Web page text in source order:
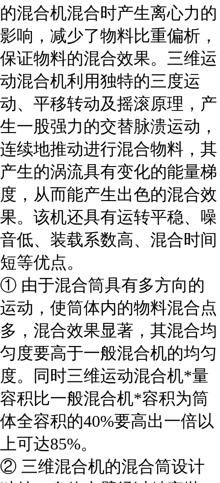
的混合机混合时产生离心力的
影响，减少了物料比重偏析，
保证物料的混合效果。三维运
动混合机利用独特的三度运
动、平移转动及摇滚原理，产
生一股强力的交替脉溃运动，
连续地推动进行混合物料，其
产生的涡流具有变化的能量梯
度，从而能产生出色的混合效
果。该机还具有运转平稳、噪
音低、装载系数高、混合时间
短等优点。
① 由于混合筒具有多方向的
运动，使筒体内的物料混合点
多，混合效果显著，其混合均
匀度要高于一般混合机的均匀
度。同时三维运动混合机*量
容积比一般混合机*容积为筒
体全容积的40%要高出一倍以
上可达85%。
② 三维混合机的混合筒设计